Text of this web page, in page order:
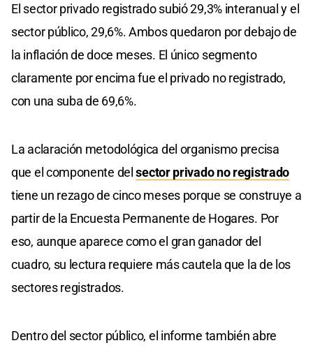
El sector privado registrado subió 29,3% interanual y el
sector público, 29,6%. Ambos quedaron por debajo de
la inflación de doce meses. El único segmento
claramente por encima fue el privado no registrado,
con una suba de 69,6%.
La aclaración metodológica del organismo precisa
que el componente delsector privado no registrado
tiene un rezago de cinco meses porque se construye a
partir de la Encuesta Permanente de Hogares. Por
eso, aunque aparece como el gran ganador del
cuadro, su lectura requiere más cautela que la de los
sectores registrados.
Dentro del sector público, el informe también abre